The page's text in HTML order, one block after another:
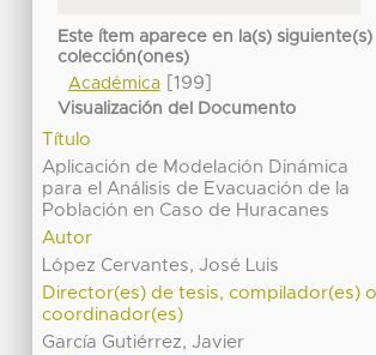
Este ítem aparece en la(s) siguiente(s)
colección(ones)
Académica[199]
Visualización del Documento
Título
Aplicación de Modelación Dinámica
para el Análisis de Evacuación de la
Población en Caso de Huracanes
Autor
López Cervantes, José Luis
Director(es) de tesis, compilador(es) o
coordinador(es)
García Gutiérrez, Javier